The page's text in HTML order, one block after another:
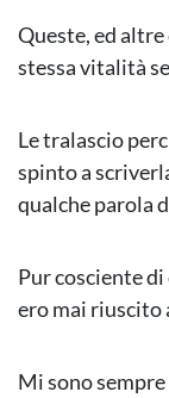
Queste, ed
stessa vitalità
Le tralascio
spinto a
qualche parola
Pur cosciente
ero mai riuscito
Mi sono sempre